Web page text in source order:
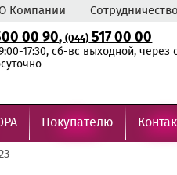
Компании Сотрудничество
00 90,(044) 517 00 00
17:30, сб-вс выходной,
Покупателю